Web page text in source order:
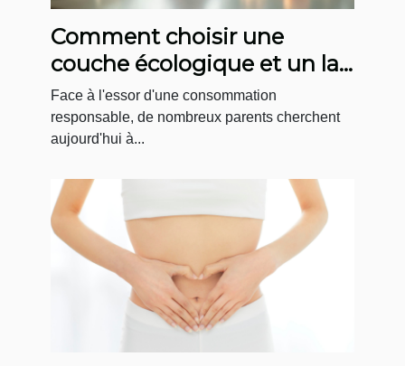
Comment choisir une
couche écologique et un lait
bio en circuit court ?
Face à l'essor d'une consommation
responsable, de nombreux parents cherchent
aujourd'hui à...